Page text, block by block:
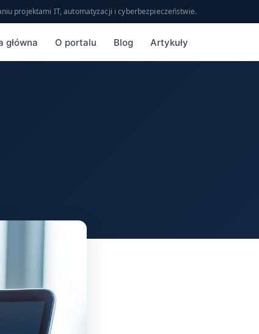
projektami IT, automatyzacji i cyberbezpieczeństwie.
główna O portalu Blog Artykuły